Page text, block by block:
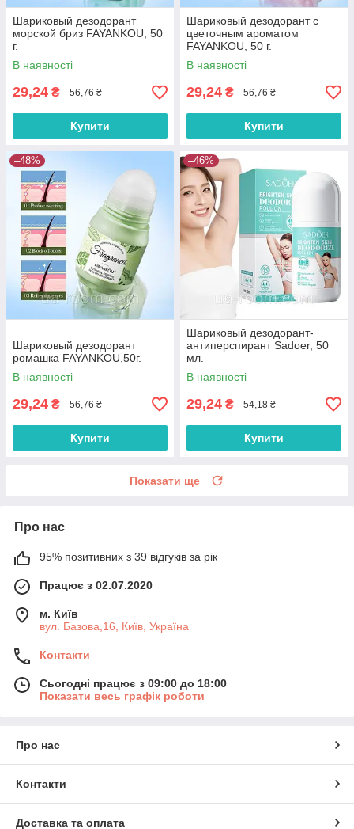
Шариковый дезодорант
морской бриз FAYANKOU, 50
г.
В наявності
29,24 ₴ 56,76 ₴
Купити
Шариковый дезодорант с
цветочным ароматом
FAYANKOU, 50 г.
В наявності
29,24 ₴ 56,76 ₴
Купити
–48%
Шариковый дезодорант
ромашка FAYANKOU,50г.
В наявності
29,24 ₴ 56,76 ₴
Купити
–46%
Шариковый дезодорант-
антиперспирант Sadoer, 50
мл.
В наявності
29,24 ₴ 54,18 ₴
Купити
Показати ще
Про нас
95% позитивних з 39 відгуків за рік
Працює з 02.07.2020
м. Київ
вул. Базова,16, Київ, Україна
Контакти
Сьогодні працює з 09:00 до 18:00
Показати весь графік роботи
Про нас
Контакти
Доставка та оплата